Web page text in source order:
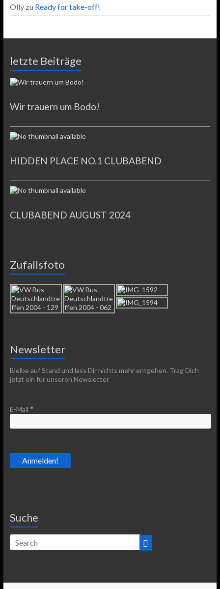
Ollyzu Ready for take-off!
letzte Beiträge
Wir trauern um Bodo!
HIDDEN PLACE NO.1 CLUBABEND
CLUBABEND AUGUST 2024
Zufallsfoto
Newsletter
Bleibe auf Stand und lass Dir nichts mehr entgehen. Trag Dich
jetzt ein für unseren Newsletter
E-Mail *
Suche